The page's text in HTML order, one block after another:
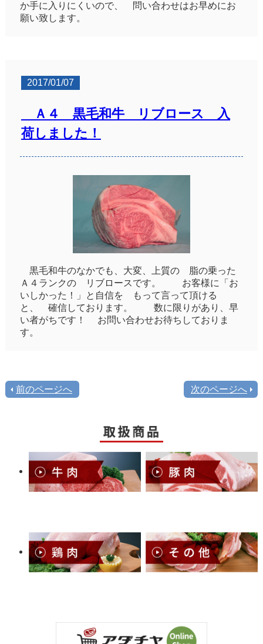
か手に入りにくいので、 問い合わせはお早めにお
願い致します。
2017/01/07
Ａ４ 黒毛和牛 リブロース 入
荷しました！
黒毛和牛のなかでも、大変、上質の 脂の乗った
Ａ４ランクの リブロースです。 お客様に「お
いしかった！」と自信を もって言って頂ける
と、 確信しております。 数に限りがあり、早
い者がちです！ お問い合わせお待ちしておりま
す。
前のページへ 次のページへ